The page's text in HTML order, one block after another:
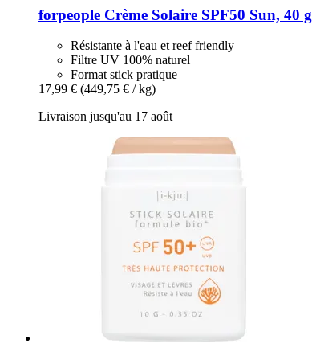
forpeople Crème Solaire SPF50 Sun, 40 g
Résistante à l'eau et reef friendly
Filtre UV 100% naturel
Format stick pratique
17,99 € (449,75 € / kg)
Livraison jusqu'au 17 août